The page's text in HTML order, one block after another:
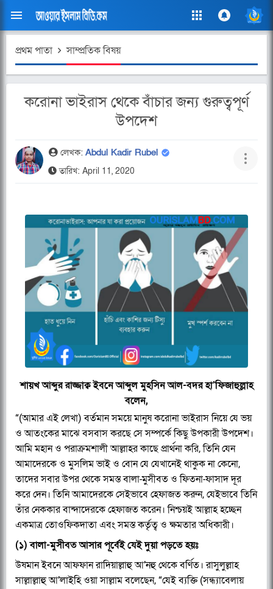
প্রথম পাতা সাম্প্রতিক বিষয়
করোনা ভাইরাস থেকে বাঁচার জন্য গুরুত্বপূর্ণ
উপদেশ
লেখক: Abdul Kadir Rubel
তারিখ: April 11, 2020
শায়খ আব্দুর রাজ্জাক্ব ইবনে আব্দুল মুহসিন আল-বদর হা’ফিজাহুল্লাহ
বলেন,
“(আমার এই লেখা) বর্তমান সময়ে মানুষ করোনা ভাইরাস নিয়ে যে ভয়
ও আতংকের মাঝে বসবাস করছে সে সম্পর্কে কিছু উপকারী উপদেশ।
আমি মহান ও পরাক্রমশালী আল্লাহর কাছে প্রার্থনা করি, তিনি যেন
আমাদেরকে ও মুসলিম ভাই ও বোন যে যেখানেই থাকুক না কেনো,
তাদের সবার উপর থেকে সমস্ত বালা-মুসীবত ও ফিতনা-ফাসাদ দূর
করে দেন। তিনি আমাদেরকে সেইভাবে হেফাজত করুন, যেইভাবে তিনি
তাঁর নেককার বান্দাদেরকে হেফাজত করেন। নিশ্চয়ই আল্লাহ হচ্ছেন
একমাত্র তোওফিকদাতা এবং সমস্ত কর্তৃত্ব ও ক্ষমতার অধিকারী।
(১) বালা-মুসীবত আসার পূর্বেই যেই দুয়া পড়তে হয়ঃ
উষমান ইবনে আফফান রাদিয়াল্লাহু আ’নহু থেকে বর্ণিত। রাসুলুল্লাহ
সাল্লাল্লাহু আ’লাইহি ওয়া সাল্লাম বলেছেন, “যেই ব্যক্তি (সন্ধ্যাবেলায়